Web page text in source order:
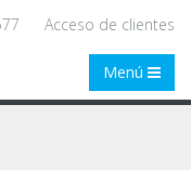
Acceso de clientes
Menú